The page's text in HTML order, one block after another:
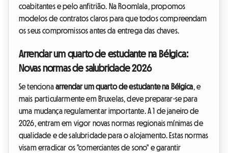
coabitantes e pelo anfitrião. Na Roomlala, propomos
modelos de contratos claros para que todos compreendam
os seus compromissos antes da entrega das chaves.
Arrendar um quarto de estudante na Bélgica:
Novas normas de salubridade 2026
Se tencionaarrendar um quarto de estudante na Bélgica, e
mais particularmente em Bruxelas, deve preparar-se para
uma mudança regulamentar importante. A 1 de janeiro de
2026, entram em vigor novas normas regionais mínimas de
qualidade e de salubridade para o alojamento. Estas normas
visam erradicar os "comerciantes de sono" e garantir